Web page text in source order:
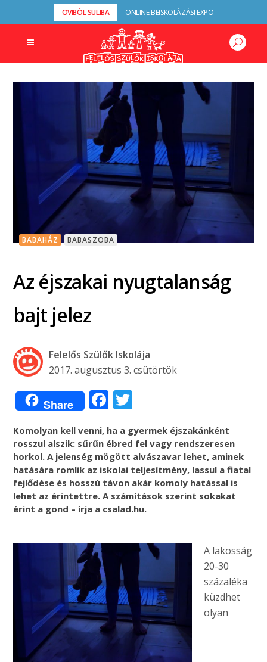
OVIBÓL SULIBA ONLINE BEISKOLÁZÁSI EXPO
BABAHÁZ BABASZOBA
Az éjszakai nyugtalanság
bajt jelez
Felelős Szülők Iskolája
2017. augusztus 3. csütörtök
Share Facebook
Komolyan kell venni, ha a gyermek éjszakánként
rosszul alszik: sűrűn ébred fel vagy rendszeresen
horkol. A jelenség mögött alvászavar lehet, aminek
hatására romlik az iskolai teljesítmény, lassul a fiatal
fejlődése és hosszú távon akár komoly hatással is
lehet az érintettre. A számítások szerint sokakat
érint a gond – írja a csalad.hu.
A lakosság
20-30
százaléka
küzdhet
olyan